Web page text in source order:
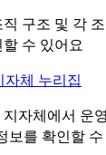
구조 및 각
수 있어요
자체 누리집
자체에서 운
보를 확인할